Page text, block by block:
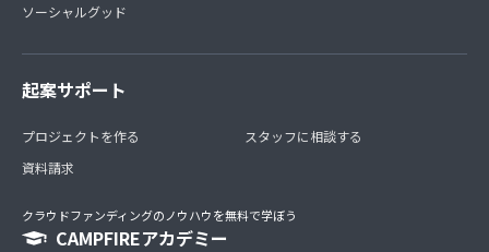
ソーシャルグッド
起案サポート
プロジェクトを作る
資料請求
スタッフに相談する
クラウドファンディングのノウハウを無料で学ぼう
CAMPFIREアカデミー